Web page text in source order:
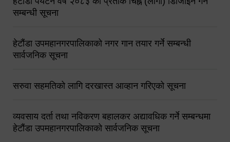
सम्बन्धी सूचना
हेटौंडा उपमहानगरपालिकाको नगर गान तयार गर्ने सम्बन्धी
सार्वजनिक सूचना
सरुवा सहमतिको लागि दरखास्त आव्हान गरिएको सूचना
व्यवसाय दर्ता तथा नविकरण बहालकर अद्यावधिक गर्ने सम्बन्धमा
हेटौंडा उपमहानगरपालिकाको सार्वजनिक सूचना